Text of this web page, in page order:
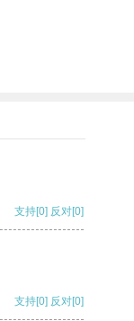
支持[0] 反对[0]
支持[0] 反对[0]